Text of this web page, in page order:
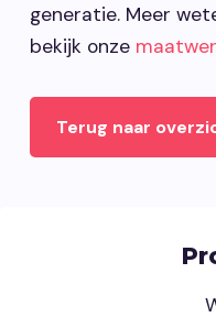
generatie. Meer
bekijk onze
Terug naar